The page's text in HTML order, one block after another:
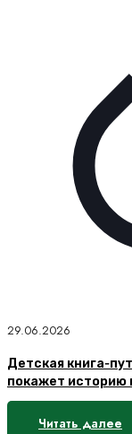
29.06.2026
Детская
покажет историю
Читать далее